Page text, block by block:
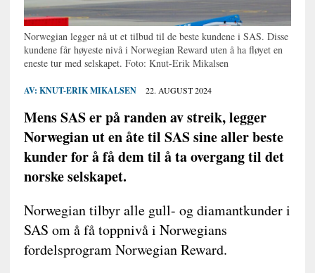
Norwegian legger nå ut et tilbud til de beste kundene i SAS. Disse
kundene får høyeste nivå i Norwegian Reward uten å ha fløyet en
eneste tur med selskapet. Foto: Knut-Erik Mikalsen
AV: KNUT-ERIK MIKALSEN 22. AUGUST 2024
Mens SAS er på randen av streik, legger
Norwegian ut en åte til SAS sine aller beste
kunder for å få dem til å ta overgang til det
norske selskapet.
Norwegian tilbyr alle gull- og diamantkunder i
SAS om å få toppnivå i Norwegians
fordelsprogram Norwegian Reward.